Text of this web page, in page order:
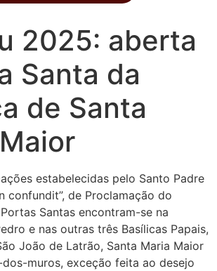
2025: aberta
Santa da
de Santa
estabelecidas pelo Santo Padre
confundit”, de Proclamação do
Santas encontram-se na
e nas outras três Basílicas Papais,
João de Latrão, Santa Maria Maior
muros, exceção feita ao desejo